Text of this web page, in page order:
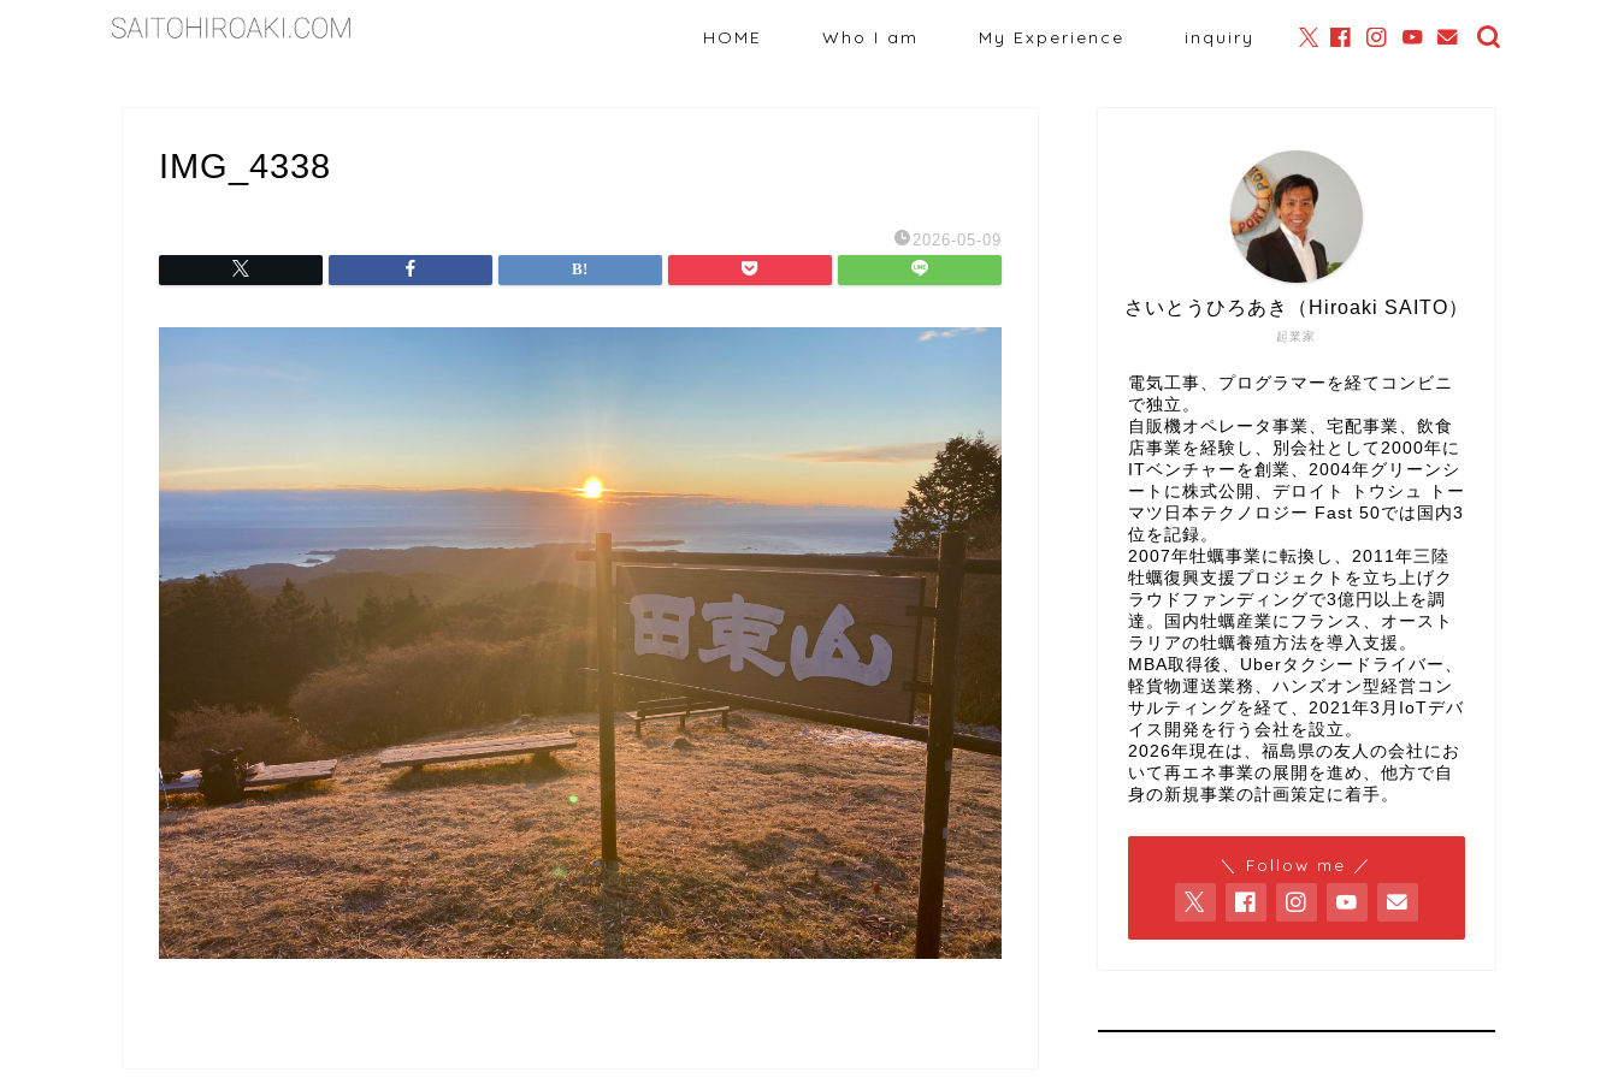
HOME Who I am My Experience inquiry
IMG_4338
2026-05-09
起業家
さいとうひろあき（Hiroaki SAITO）
電気工事、プログラマーを経てコンビニ
で独立。
自販機オペレータ事業、宅配事業、飲食
店事業を経験し、別会社として2000年に
ITベンチャーを創業、2004年グリーンシ
ートに株式公開、 デロイト トウシュ トー
マツ日本テクノロジー Fast 50では国内3
位を記録。
2007年牡蠣事業に転換し、2011年三陸
牡蠣復興支援プロジェクトを立ち上げク
ラウドファンディングで3億円以上を調
達。国内牡蠣産業にフランス、オースト
ラリアの牡蠣養殖方法を導入支援。
MBA取得後、Uberタクシードライバー、
軽貨物運送業務、ハンズオン型経営コン
サルティングを経て、2021年3月IoTデバ
イス開発を行う会社を設立。
2026年現在は、福島県の友人の会社にお
いて再エネ事業の展開を進め、他方で自
身の新規事業の計画策定に着手。
＼ Follow me ／